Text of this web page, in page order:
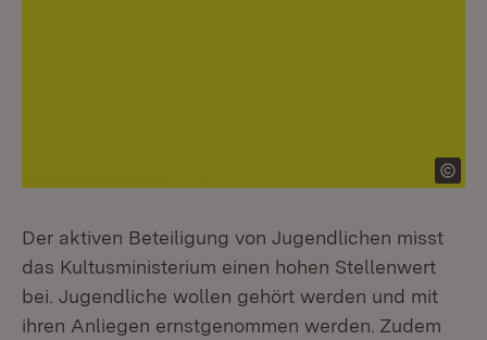
Der aktiven Beteiligung von Jugendlichen misst
das Kultusministerium einen hohen Stellenwert
bei. Jugendliche wollen gehört werden und mit
ihren Anliegen ernstgenommen werden. Zudem